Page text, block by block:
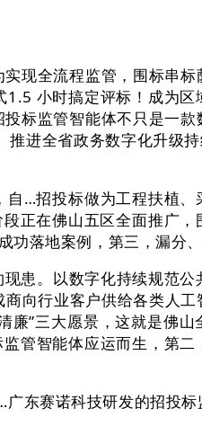
现全流程监管，围标串标
小时搞定评标！成为
标监管智能体不只是一
进全省政务数字化升级
…招投标做为工程扶植、
正在佛山五区全面推广，
落地案例，第三，漏分
患。以数字化持续规范公
向行业客户供给各类人
”三大愿景，这就是佛
管智能体应运而生，第二
东赛诺科技研发的招投标